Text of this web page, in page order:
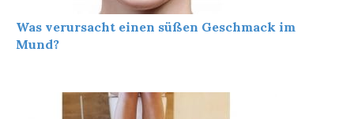
Was verursacht einen süßen Geschmack im
Mund?